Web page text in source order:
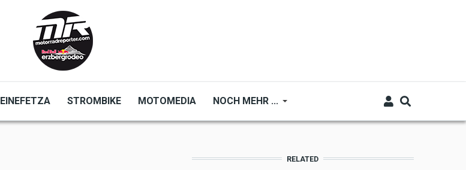
EINEFETZA STROMBIKE MOTOMEDIA NOCH MEHR ...
RELATED